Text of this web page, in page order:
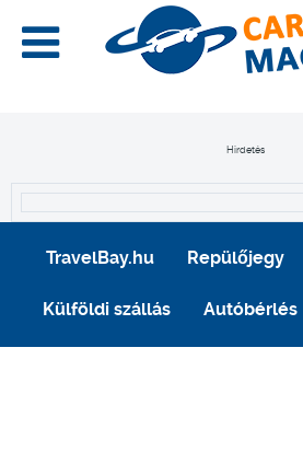
Hirdetés
TravelBay.hu Repülőjegy
Külföldi szállás Autóbérlés